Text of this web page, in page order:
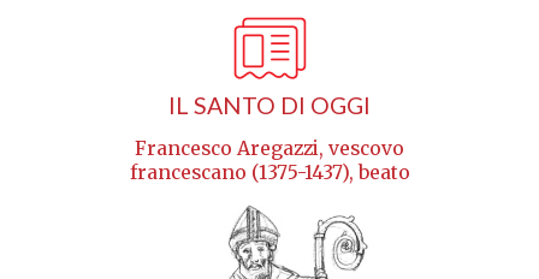
IL SANTO DI OGGI
Francesco Aregazzi, vescovo
francescano (1375-1437), beato